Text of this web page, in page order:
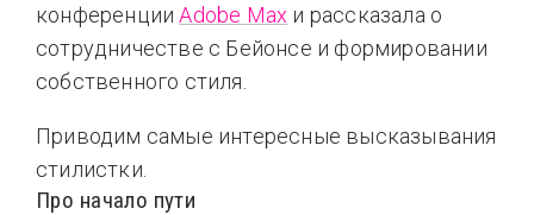
конференцииAdobe Max и рассказала о
сотрудничестве с Бейонсе и формировании
собственного стиля.
Приводим самые интересные высказывания
стилистки.
Про начало пути